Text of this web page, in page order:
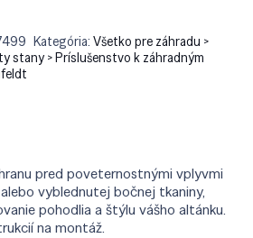
Kategória:Všetko pre záhradu >
stany > Príslušenstvo k záhradným
pred poveternostnými vplyvmi
vyblednutej bočnej tkaniny,
pohodlia a štýlu vášho altánku.
na montáž.